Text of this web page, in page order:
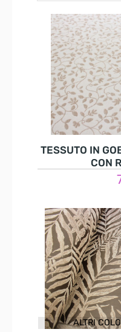
TESSUTO IN
CON
ALTRI